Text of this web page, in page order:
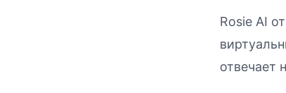
Rosie AI
отвечает